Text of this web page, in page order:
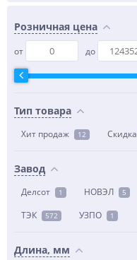
Розничная цена
от до
Тип товара
Хит продаж 12 Скидка
Завод
Делсот 1 НОВЭЛ 5
ТЭК 572 УЗПО 1
Длина, мм